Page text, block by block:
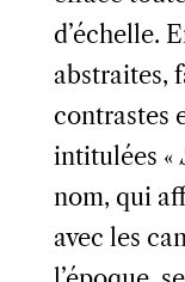
d’échelle.
abstraites,
contrastes
intitulées «
nom, qui
avec les